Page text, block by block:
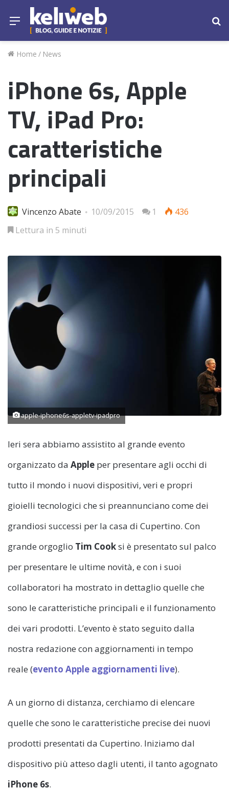
Menu
Home / News
iPhone 6s, Apple
TV, iPad Pro:
caratteristiche
principali
Vincenzo Abate 10/09/2015 1
436
Lettura in 5 minuti
apple-iphone6s-appletv-ipadpro
Ieri sera abbiamo assistito al grande evento
organizzato da Apple per presentare agli occhi di
tutto il mondo i nuovi dispositivi, veri e propri
gioielli tecnologici che si preannunciano come dei
grandiosi successi per la casa di Cupertino. Con
grande orgoglio Tim Cooksi è presentato sul palco
per presentare le ultime novità, e con i suoi
collaboratori ha mostrato in dettaglio quelle che
sono le caratteristiche principali e il funzionamento
dei vari prodotti. L’evento è stato seguito dalla
nostra redazione con aggiornamenti in tempo
reale (evento Apple aggiornamenti live).
A un giorno di distanza, cerchiamo di elencare
quelle che sono le caratteristiche precise dei nuovi
prodotti presentati da Cupertino. Iniziamo dal
dispositivo più atteso dagli utenti, il tanto agognato
iPhone 6s.